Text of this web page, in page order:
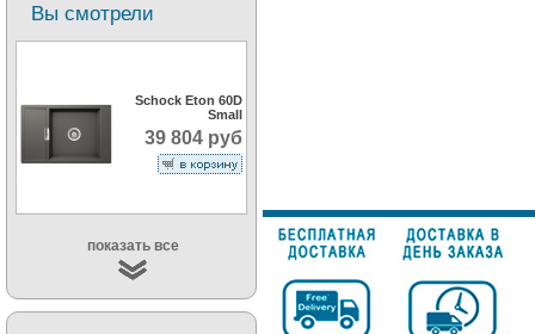
Вы смотрели
Schock Eton 60D
Small
39 804 руб
показать все